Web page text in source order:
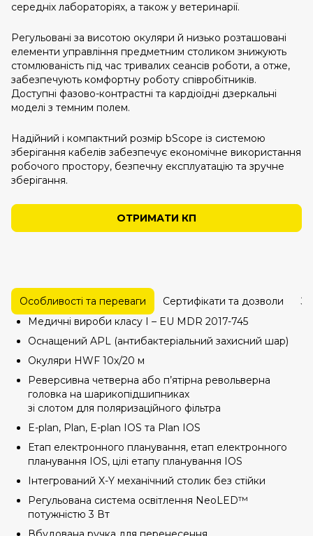
середніх лабораторіях, а також у ветеринарії.
Регульовані за висотою окуляри й низько розташовані
елементи управління предметним столиком знижують
стомлюваність під час тривалих сеансів роботи, а отже,
забезпечують комфортну роботу співробітників.
Доступні фазово-контрастні та кардіоїдні дзеркальні
моделі з темним полем.
Надійний і компактний розмір bScope із системою
зберігання кабелів забезпечує економічне використання
робочого простору, безпечну експлуатацію та зручне
зберігання.
ОТРИМАТИ КП
Особливості та переваги Сертифікати та дозволи
Медичні вироби класу I – EU MDR 2017-745
Оснащений APL (антибактеріальний захисний шар)
Окуляри HWF 10x/20 м
Реверсивна четверна або п’ятірна револьверна
головка на шарикопідшипниках
зі слотом для поляризаційного фільтра
E-plan, Plan, E-plan IOS та Plan IOS
Етап електронного планування, етап електронного
планування IOS, цілі етапу планування IOS
Інтегрований X-Y механічний столик без стійки
Регульована система освітлення NeoLED™
потужністю 3 Вт